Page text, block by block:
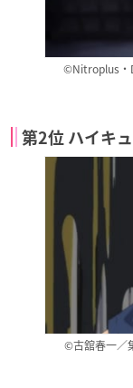
©Nitroplus・
第2位 ハイキ
©古舘春一／